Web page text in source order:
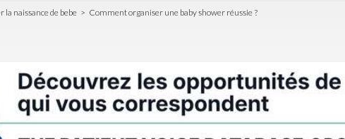
la naissance de bebe Comment organiser une baby shower réussie ?